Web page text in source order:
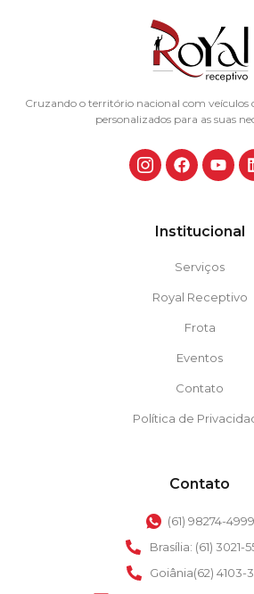
Cruzando o território nacional com veículos
personalizados para as suas
Institucional
Serviços
Royal Receptivo
Frota
Eventos
Contato
Política de
Contato
(61) 98274-4999
Brasília: (61) 3021-
Goiânia(62) 4103-